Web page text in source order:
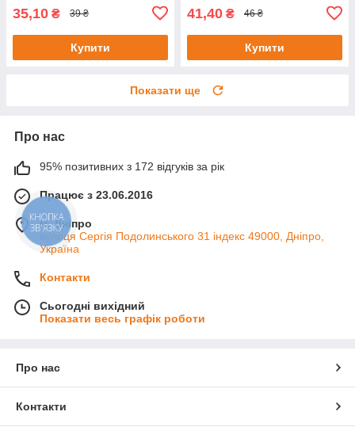
35,10 ₴ 39 ₴
Купити
41,40 ₴ 46 ₴
Купити
Показати ще
Про нас
95% позитивних з 172 відгуків за рік
Працює з 23.06.2016
м. Дніпро
вулиця Сергія Подолинського 31 індекс 49000, Дніпро,
Україна
Контакти
Сьогодні вихідний
Показати весь графік роботи
Про нас
Контакти
КНОПКА
ЗВ'ЯЗКУ